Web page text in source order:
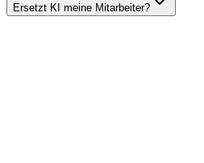
Ersetzt KI meine Mitarbeiter?